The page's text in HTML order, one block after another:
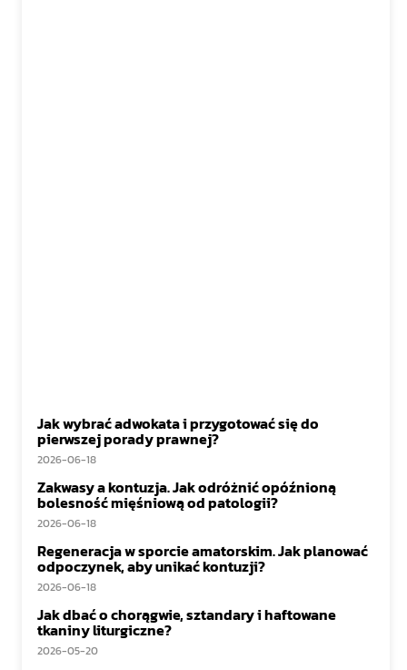
Jak wybrać adwokata i przygotować się do
pierwszej porady prawnej?
2026-06-18
Zakwasy a kontuzja. Jak odróżnić opóźnioną
bolesność mięśniową od patologii?
2026-06-18
Regeneracja w sporcie amatorskim. Jak planować
odpoczynek, aby unikać kontuzji?
2026-06-18
Jak dbać o chorągwie, sztandary i haftowane
tkaniny liturgiczne?
2026-05-20